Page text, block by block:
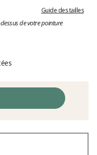
Guide des tailles
de votre pointure